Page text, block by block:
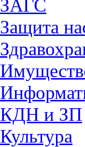
ЗАГС
Защита
КДН и ЗП
Культура